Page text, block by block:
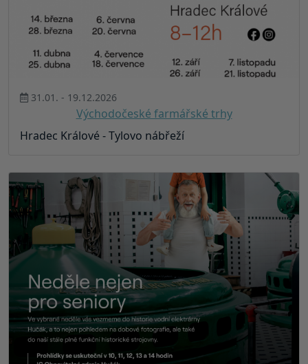
31.01. - 19.12.2026
Východočeské farmářské trhy
Hradec Králové - Tylovo nábřeží